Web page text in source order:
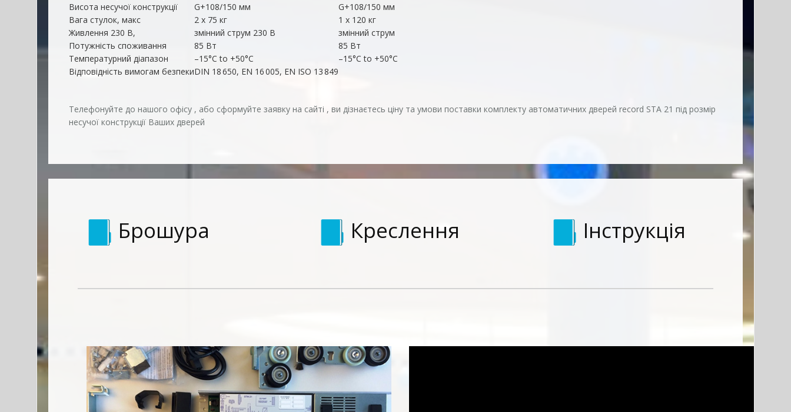
Висота несучої конструкції
G+108/150 мм
G+108/150 мм
Вага стулок, макс
2 x 75 кг
1 х 120 кг
Живлення 230 В,
змінний струм 230 В
змінний струм
Потужність споживання
85 Вт
85 Вт
Температурний діапазон
–15°C to +50°C
–15°C to +50°C
Відповідність вимогам безпекиDIN 18 650, EN 16 005, EN ISO 13 849
Телефонуйте до нашого офісу , або сформуйте заявку на сайті , ви дізнаєтесь ціну та умови поставки комплекту автоматичних дверей record STA 21 під розмір
несучої конструкції Ваших дверей
Брошура Креслення Інструкція